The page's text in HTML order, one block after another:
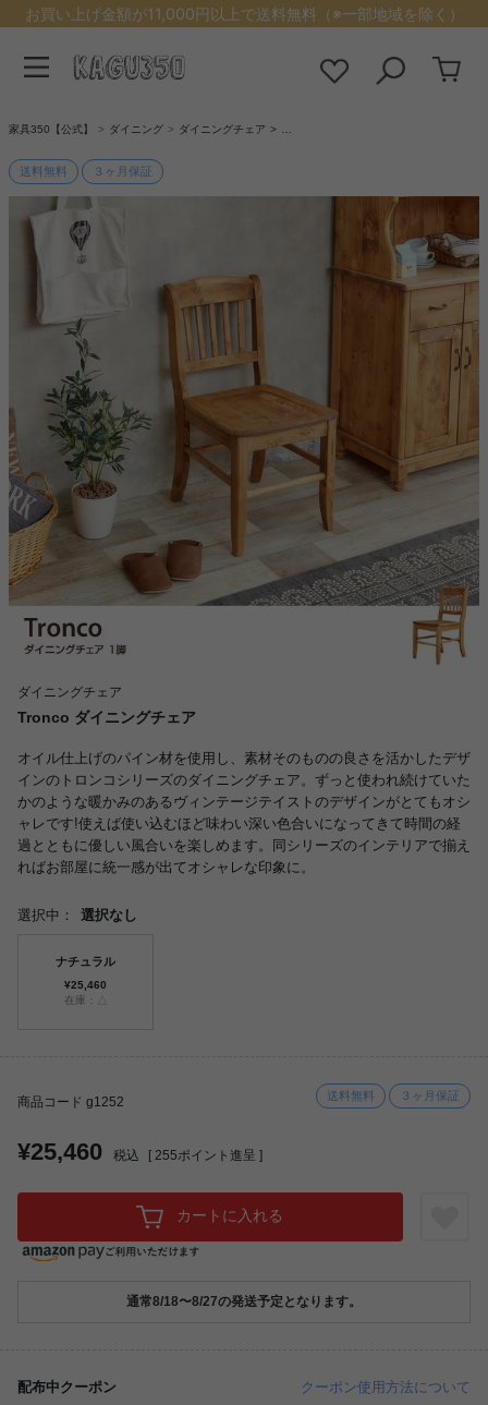
お買い上げ金額が11,000円以上で送料無料（※一部地域を除く）
家具350【公式】 ダイニング ダイニングチェア
送料無料 ３ヶ月保証
ダイニングチェア
Tronco ダイニングチェア
オイル仕上げのパイン材を使用し、素材そのものの良さを活かしたデザ
インのトロンコシリーズのダイニングチェア。ずっと使われ続けていた
かのような暖かみのあるヴィンテージテイストのデザインがとてもオシ
ャレです!使えば使い込むほど味わい深い色合いになってきて時間の経
過とともに優しい風合いを楽しめます。同シリーズのインテリアで揃え
ればお部屋に統一感が出てオシャレな印象に。
選択中： 選択なし
ナチュラル
¥25,460
在庫：△
商品コード g1252 送料無料 ３ヶ月保証
¥25,460 税込 [ 255ポイント進呈 ]
カートに入れる
通常8/18〜8/27の発送予定となります。
配布中クーポン クーポン使用方法について